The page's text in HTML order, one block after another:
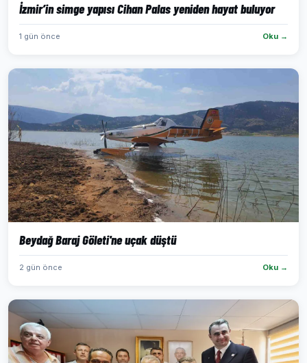
İzmir’in simge yapısı Cihan Palas yeniden hayat buluyor
1 gün önce Oku →
Beydağ Baraj Göleti'ne uçak düştü
2 gün önce Oku →